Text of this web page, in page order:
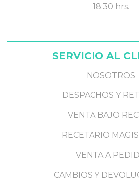
18:30 hrs.
SERVICIO AL
NOSOTROS
DESPACHOS Y
VENTA BAJO
RECETARIO
VENTA A
CAMBIOS Y